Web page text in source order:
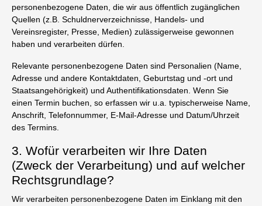
personenbezogene Daten, die wir aus öffentlich zugänglichen
Quellen (z.B. Schuldnerverzeichnisse, Handels- und
Vereinsregister, Presse, Medien) zulässigerweise gewonnen
haben und verarbeiten dürfen.
Relevante personenbezogene Daten sind Personalien (Name,
Adresse und andere Kontaktdaten, Geburtstag und -ort und
Staatsangehörigkeit) und Authentifikationsdaten. Wenn Sie
einen Termin buchen, so erfassen wir u.a. typischerweise Name,
Anschrift, Telefonnummer, E-Mail-Adresse und Datum/Uhrzeit
des Termins.
3. Wofür verarbeiten wir Ihre Daten
(Zweck der Verarbeitung) und auf welcher
Rechtsgrundlage?
Wir verarbeiten personenbezogene Daten im Einklang mit den